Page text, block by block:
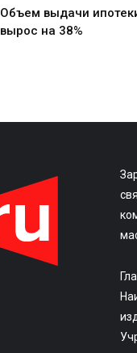
Объем выдачи
вырос на 38%